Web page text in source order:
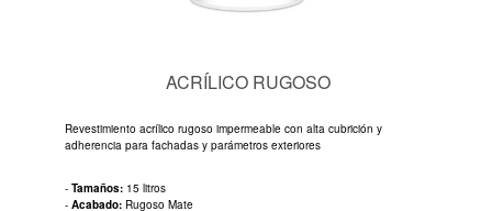
ACRÍLICO RUGOSO
Revestimiento acrílico rugoso impermeable con alta cubrición y
adherencia para fachadas y parámetros exteriores
- Tamaños: 15 litros
- Acabado: Rugoso Mate